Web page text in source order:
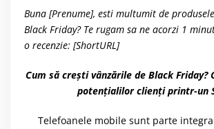
Buna [Prenume], esti multumit de
Black Friday? Te rugam sa ne acorzi 1
o recenzie: [ShortURL]
Cum să crești vânzările de Black Friday?
potențialilor clienți printr-un
Telefoanele mobile sunt parte